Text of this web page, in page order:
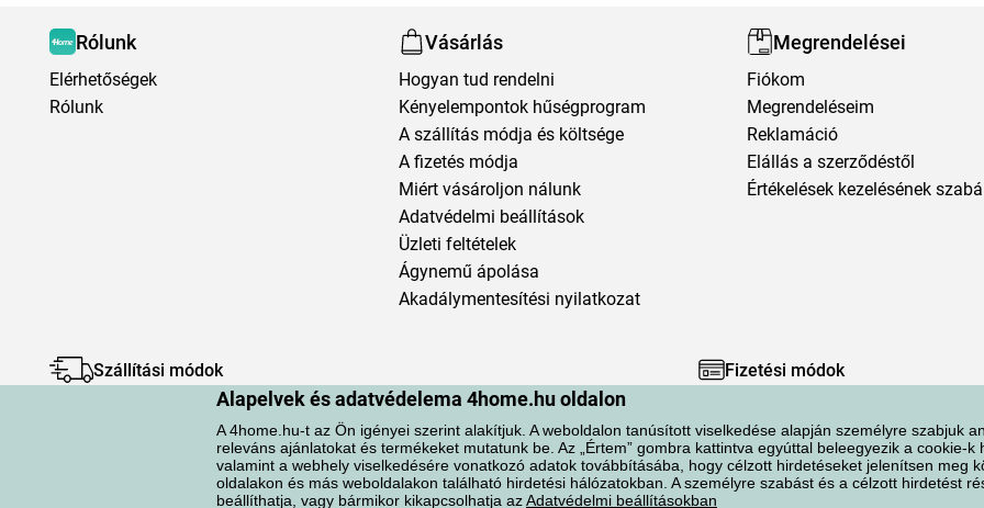
Alapelvek és adatvédelema 4home.hu oldalon
A 4home.hu-t az Ön igényei szerint alakítjuk. A weboldalon tanúsított viselkedése alapján személyre szabjuk
releváns ajánlatokat és termékeket mutatunk be. Az „Értem” gombra kattintva egyúttal beleegyezik a cookie-k
valamint a webhely viselkedésére vonatkozó adatok továbbításába, hogy célzott hirdetéseket jelenítsen meg
oldalakon és más weboldalakon található hirdetési hálózatokban. A személyre szabást és a célzott hirdetést
beállíthatja, vagy bármikor kikapcsolhatja azAdatvédelmi beállításokban
Rólunk
Elérhetőségek
Rólunk
Vásárlás
Hogyan tud rendelni
Kényelempontok hűségprogram
A szállítás módja és költsége
A fizetés módja
Miért vásároljon nálunk
Adatvédelmi beállítások
Üzleti feltételek
Ágynemű ápolása
Akadálymentesítési nyilatkozat
Megrendelései
Fiókom
Megrendeléseim
Reklamáció
Elállás a szerződéstől
Értékelések kezelésének
Szállítási módok Fizetési módok
Süti szabályzat